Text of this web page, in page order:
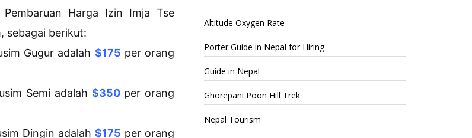
Harga Izin Imja Tse
sebagai berikut:
Gugur adalah $175 per orang
Semi adalah $350per orang
Dingin adalah $175 per orang
Altitude Oxygen Rate
Porter Guide in Nepal for Hiring
Guide in Nepal
Ghorepani Poon Hill Trek
Nepal Tourism